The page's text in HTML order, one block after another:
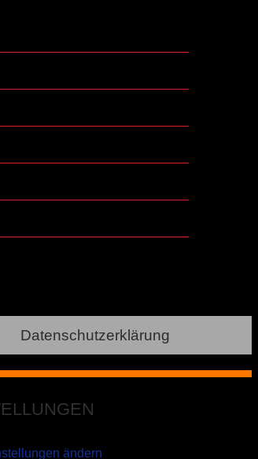
Datenschutzerklärung
ändern